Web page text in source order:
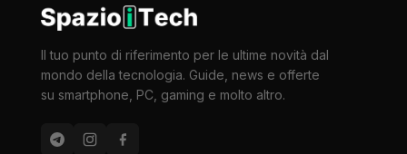
Il tuo punto di riferimento per le ultime novità dal
mondo della tecnologia. Guide, news e offerte
su smartphone, PC, gaming e molto altro.